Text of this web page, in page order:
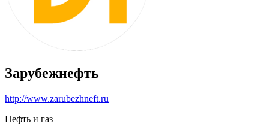
Зарубежнефть
http://www.zarubezhneft.ru
Нефть и газ